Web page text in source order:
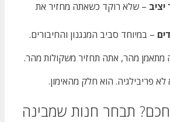
– שלא רוקד כשאתה מחזיר את
– במיוחד סביב המנגנון והחיבורים.
מתאמן מהר, אתה תחזיר משקולות מהר.
לא פריבילגיה. הוא חלק מהאימון.
תבחר חנות שמבינה